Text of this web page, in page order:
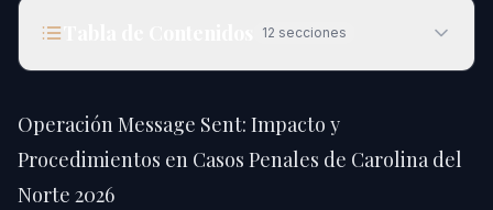
12 secciones
del Norte 2026
Respuesta Rápida
Operación Message Sent: Impacto y
Procedimientos en Casos Penales de Carolina del
Norte 2026